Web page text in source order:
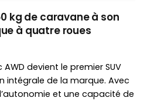
kg de caravane à son
à quatre roues
AWD devient le premier SUV
intégrale de la marque. Avec
et une capacité de